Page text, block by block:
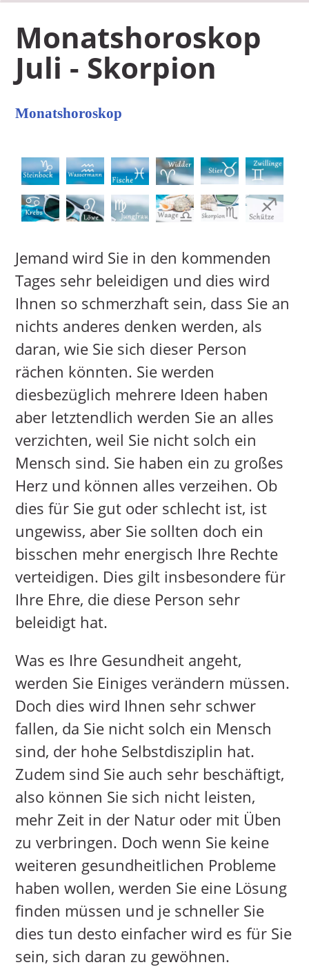
Monatshoroskop
Juli - Skorpion
Monatshoroskop
Jemand wird Sie in den kommenden
Tages sehr beleidigen und dies wird
Ihnen so schmerzhaft sein, dass Sie an
nichts anderes denken werden, als
daran, wie Sie sich dieser Person
rächen könnten. Sie werden
diesbezüglich mehrere Ideen haben
aber letztendlich werden Sie an alles
verzichten, weil Sie nicht solch ein
Mensch sind. Sie haben ein zu großes
Herz und können alles verzeihen. Ob
dies für Sie gut oder schlecht ist, ist
ungewiss, aber Sie sollten doch ein
bisschen mehr energisch Ihre Rechte
verteidigen. Dies gilt insbesondere für
Ihre Ehre, die diese Person sehr
beleidigt hat.
Was es Ihre Gesundheit angeht,
werden Sie Einiges verändern müssen.
Doch dies wird Ihnen sehr schwer
fallen, da Sie nicht solch ein Mensch
sind, der hohe Selbstdisziplin hat.
Zudem sind Sie auch sehr beschäftigt,
also können Sie sich nicht leisten,
mehr Zeit in der Natur oder mit Üben
zu verbringen. Doch wenn Sie keine
weiteren gesundheitlichen Probleme
haben wollen, werden Sie eine Lösung
finden müssen und je schneller Sie
dies tun desto einfacher wird es für Sie
sein, sich daran zu gewöhnen.